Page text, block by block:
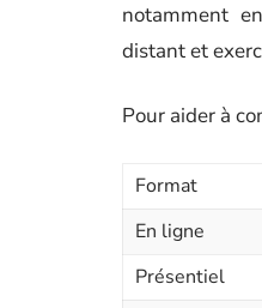
notamment en
distant et
Pour aider à
Format
En ligne
Présentiel